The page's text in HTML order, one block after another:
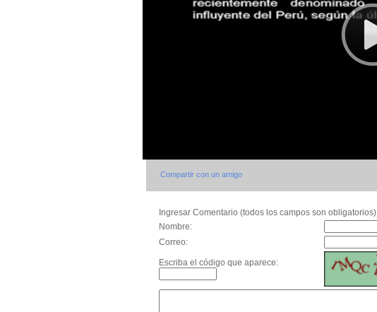
Compartir con un amigo
Ingresar Comentario (todos los campos son obligatorios)
Nombre:
Correo:
Escriba el código que aparece: